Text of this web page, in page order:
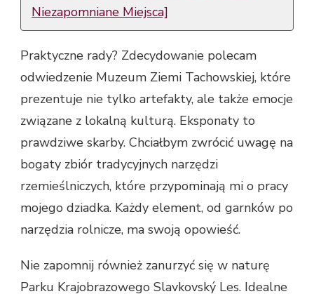
Niezapomniane Miejsca]
Praktyczne rady? Zdecydowanie polecam
odwiedzenie Muzeum Ziemi Tachowskiej, które
prezentuje nie tylko artefakty, ale także emocje
związane z lokalną kulturą. Eksponaty to
prawdziwe skarby. Chciałbym zwrócić uwagę na
bogaty zbiór tradycyjnych narzędzi
rzemieślniczych, które przypominają mi o pracy
mojego dziadka. Każdy element, od garnków po
narzędzia rolnicze, ma swoją opowieść.
Nie zapomnij również zanurzyć się w naturę
Parku Krajobrazowego Slavkovský Les. Idealne